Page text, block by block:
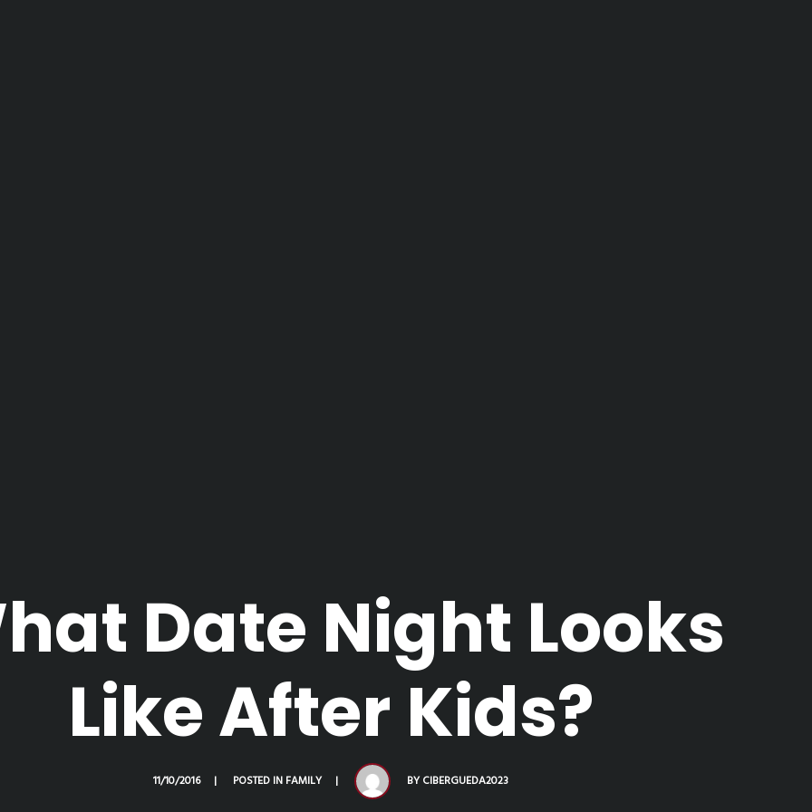
Date Night Looks
Like After Kids?
11/10/2016 POSTED IN FAMILY BYCIBERGUEDA2023